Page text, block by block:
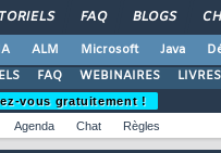
FAQ BLOGS
ALM Microsoft Java
FAQ WEBINAIRES LIVRES
vous gratuitement !
Agenda Chat Règles